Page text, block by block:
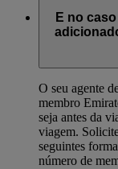
E no
O seu agente
membro
seja antes da
viagem.
seguintes
número de